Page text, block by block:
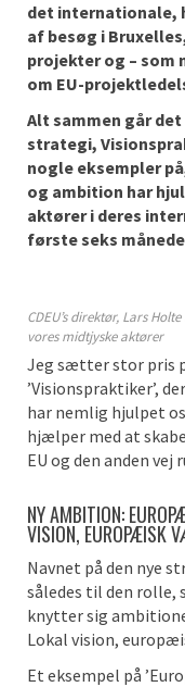
det internationale,
af besøg i
projekter og –
om EU-
Alt sammen går
strategi,
nogle eksempler
og ambition har
aktører i deres
første seks
CDEU’s direktør, Lars
vores midtjyske aktører
Jeg sætter stor pris
’Visionspraktiker’,
har nemlig hjulpet
hjælper med at
EU og den anden vej
NY AMBITION:
VISION, EUROPÆISK
Navnet på den nye
således til den rolle,
knytter sig
Lokal vision,
Et eksempel på